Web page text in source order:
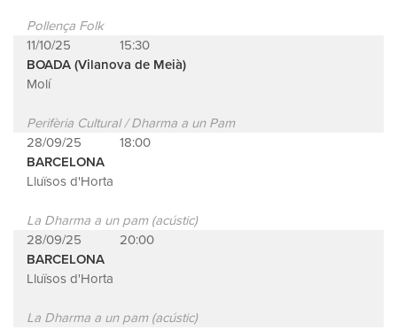
Pollença Folk
11/10/25
15:30
BOADA (Vilanova de Meià)
Molí
Perifèria Cultural / Dharma a un Pam
28/09/25
18:00
BARCELONA
Lluïsos d'Horta
La Dharma a un pam (acústic)
28/09/25
20:00
BARCELONA
Lluïsos d'Horta
La Dharma a un pam (acústic)